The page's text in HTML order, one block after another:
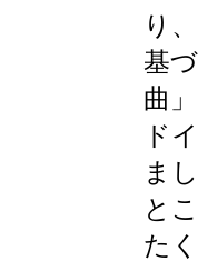
り
基
曲
ド
ま
と
た